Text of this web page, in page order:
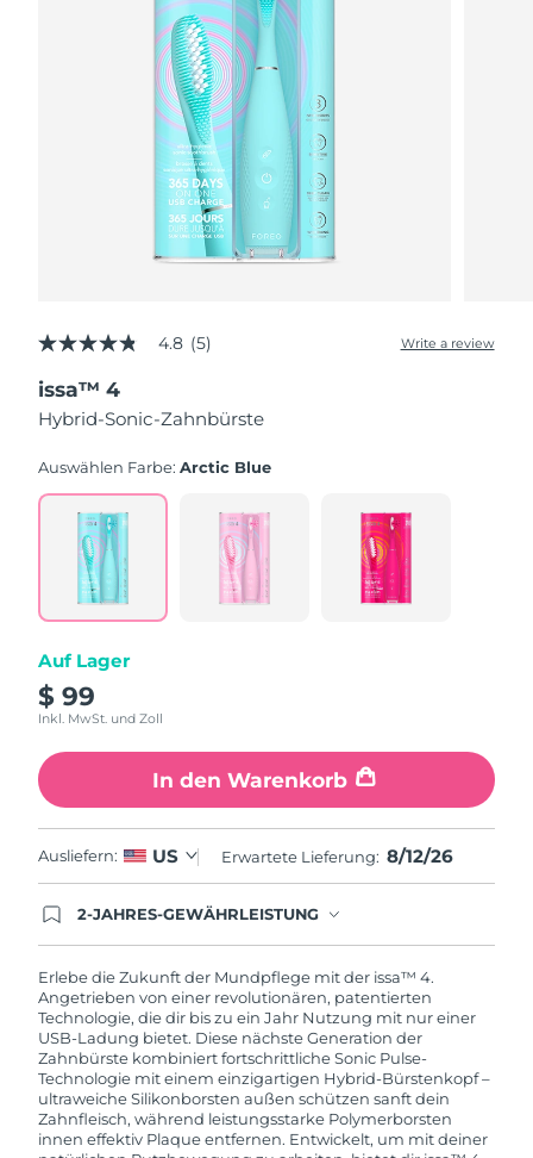
4.8
of
5
stars,
rating
Read
Reviews.
Same
page
4.8 (5) Write a review
issa™ 4
Hybrid-Sonic-Zahnbürste
Auswählen Farbe:Arctic Blue
Auf Lager
$ 99
Inkl. MwSt. und Zoll
In den Warenkorb
Ausliefern: US Erwartete Lieferung: 8/12/26
2-JAHRES-GEWÄHRLEISTUNG
innerhalb eines Jahres ab Kaufdatum Anlass zur
Beanstandung deines FOREO-Produktes haben
solltest, bekommst du dieses Produkt von
FOREO gratis ersetzt.
Erlebe die Zukunft der Mundpflege mit der issa™ 4.
Angetrieben von einer revolutionären, patentierten
Technologie, die dir bis zu ein Jahr Nutzung mit nur einer
USB-Ladung bietet. Diese nächste Generation der
Zahnbürste kombiniert fortschrittliche Sonic Pulse-
Technologie mit einem einzigartigen Hybrid-Bürstenkopf –
ultraweiche Silikonborsten außen schützen sanft dein
Zahnfleisch, während leistungsstarke Polymerborsten
innen effektiv Plaque entfernen. Entwickelt, um mit deiner